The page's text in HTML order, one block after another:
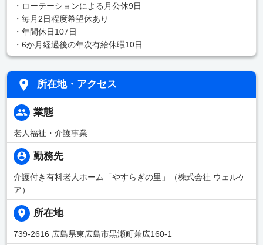
・ローテーションによる月公休9日
・毎月2日程度希望休あり
・年間休日107日
・6か月経過後の年次有給休暇10日
所在地・アクセス
業態
老人福祉・介護事業
勤務先
介護付き有料老人ホーム「やすらぎの里」（株式会社 ウェルケ
ア）
所在地
739-2616 広島県東広島市黒瀬町兼広160-1